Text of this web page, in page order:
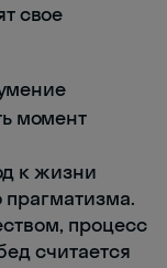
свое
момент
к жизни
прагматизма.
процесс
считается